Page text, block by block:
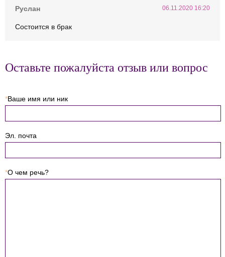
Руслан 06.11.2020 16:20
Состоится в брак
Оставьте пожалуйста отзыв или вопрос
*Ваше имя или ник
Эл. почта
*О чем речь?